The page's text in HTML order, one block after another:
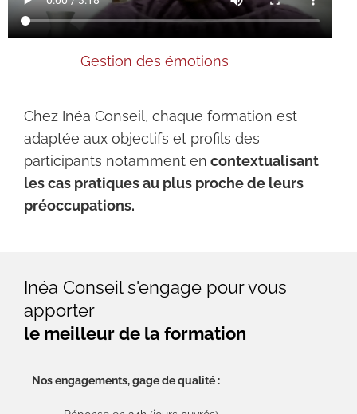
Gestion des émotions
Chez Inéa Conseil, chaque formation est
adaptée aux objectifs et profils des
participants notamment en contextualisant
les cas pratiques au plus proche de leurs
préoccupations.
Inéa Conseil s'engage pour vous
apporter
le meilleur de la formation
Nos engagements, gage de qualité :